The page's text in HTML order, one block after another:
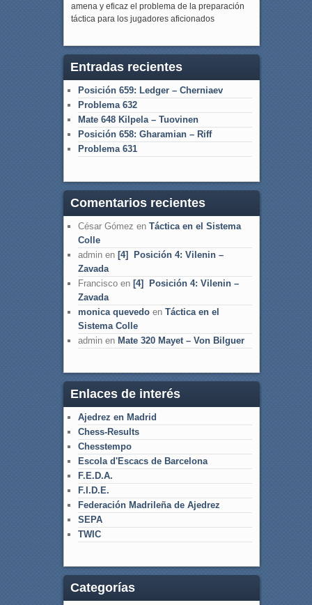
amena y eficaz el problema de la preparación
táctica para los jugadores aficionados
Entradas recientes
Posición 659: Ledger – Cherniaev
Problema 632
Mate 648 Kilpela – Tuovinen
Posición 658: Gharamian – Riff
Problema 631
Comentarios recientes
César Gómez en Táctica en el Sistema
Colle
adminen [4] Posición 4: Vilenin –
Zavada
Franciscoen [4] Posición 4: Vilenin –
Zavada
monica quevedoen Táctica en el
Sistema Colle
adminen Mate 320 Mayet – Von Bilguer
Enlaces de interés
Ajedrez en Madrid
Chess-Results
Chesstempo
Escola d'Escacs de Barcelona
F.E.D.A.
F.I.D.E.
Federación Madrileña de Ajedrez
SEPA
TWIC
Categorías